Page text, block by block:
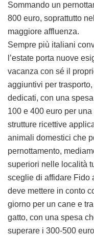
Sommando un
800 euro, soprattutto
maggiore affluenza.
Sempre più italiani
l’estate porta nuove
vacanza con sé il
aggiuntivi per
dedicati, con una
100 e 400 euro per
strutture ricettive
animali domestici che
pernottamento,
superiori nelle località
sceglie di affidare Fido
deve mettere in conto
giorno per un cane e
gatto, con una spesa
superare i 300-500